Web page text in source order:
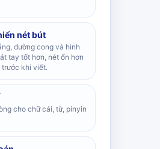
nét bút
đường cong và hình
tay tốt hơn, nét ổn hơn
trước khi viết.
cho chữ cái, từ, pinyin